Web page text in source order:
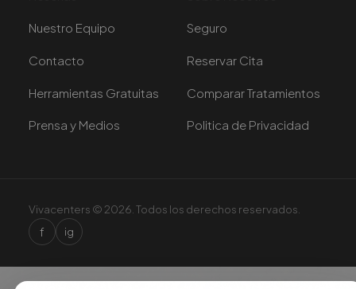
Nuestro Equipo Seguro
Contacto Reservar Cita
Herramientas Gratuitas Comparar Tratamientos
Prensa y Medios Politica de Privacidad
Vivacenters © 2026. Todos los derechos reservados.
f ig